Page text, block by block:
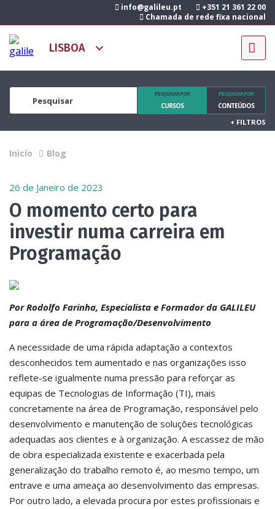
info@galileu.pt
+351 21 361 22 00
Chamada de rede fixa nacional
PESQUISAR POR
CURSOS
PESQUISAR POR
CONTEÚDOS
+ FILTROS
Inicío Blog
26 de Janeiro de 2023
O momento certo para
investir numa carreira em
Programação
Por Rodolfo Farinha, Especialista e Formador da GALILEU
para a área de Programação/Desenvolvimento
A necessidade de uma rápida adaptação a contextos
desconhecidos tem aumentado e nas organizações isso
reflete-se igualmente numa pressão para reforçar as
equipas de Tecnologias de Informação (TI), mais
concretamente na área de Programação, responsável pelo
desenvolvimento e manutenção de soluções tecnológicas
adequadas aos clientes e à organização. A escassez de mão
de obra especializada existente e exacerbada pela
generalização do trabalho remoto é, ao mesmo tempo, um
entrave e uma ameaça ao desenvolvimento das empresas.
Por outro lado, a elevada procura por estes profissionais e